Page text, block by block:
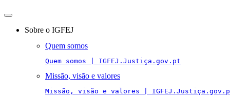
Toggle
navigationSobre o IGFEJ
Quem somos
Quem somos | IGFEJ.Justiça.gov.pt
Missão, visão e valores
Missão, visão e valores |